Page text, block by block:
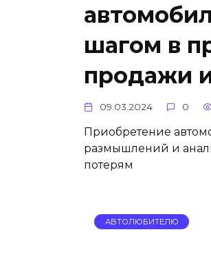
шагом в
продажи
09.03.2024 0
Приобретение
размышлений и
потерям
АВТОЛЮБИТЕЛЮ